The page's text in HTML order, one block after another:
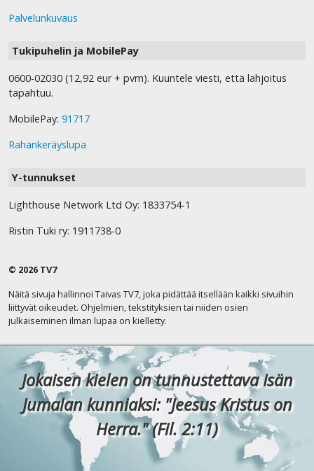
Palvelunkuvaus
Tukipuhelin ja MobilePay
0600-02030 (12,92 eur + pvm). Kuuntele viesti, että lahjoitus
tapahtuu.
MobilePay: 91717
Rahankeräyslupa
Y-tunnukset
Lighthouse Network Ltd Oy: 1833754-1
Ristin Tuki ry: 1911738-0
© 2026 TV7
Näitä sivuja hallinnoi Taivas TV7, joka pidättää itsellään kaikki sivuihin
liittyvät oikeudet. Ohjelmien, tekstityksien tai niiden osien
julkaiseminen ilman lupaa on kielletty.
Jokaisen kielen on tunnustettava Isän
Jumalan kunniaksi: "Jeesus Kristus on
Herra." (Fil. 2:11)